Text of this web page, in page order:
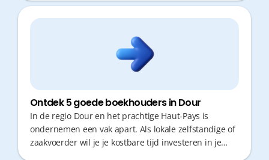
Ontdek 5 goede boekhouders in Dour
In de regio Dour en het prachtige Haut-Pays is
ondernemen een vak apart. Als lokale zelfstandige of
zaakvoerder wil je je kostbare tijd investeren in je